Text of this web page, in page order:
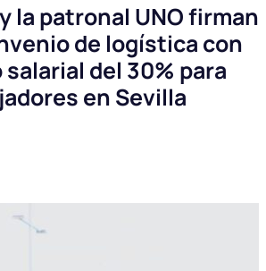
la patronal UNO firman
de logística con
del 30% para
en Sevilla